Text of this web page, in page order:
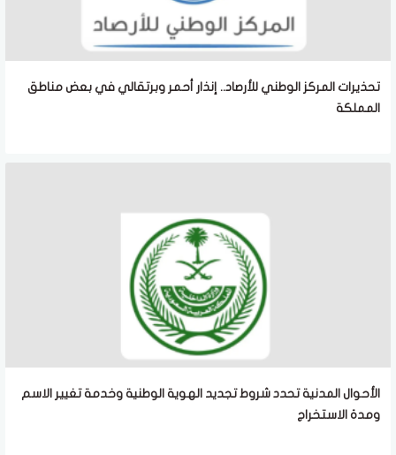
تحذيرات المركز الوطني للأرصاد.. إنذار أحمر وبرتقالي في بعض مناطق
المملكة
الأحوال المدنية تحدد شروط تجديد الهوية الوطنية وخدمة تغيير الاسم
ومدة الاستخراج